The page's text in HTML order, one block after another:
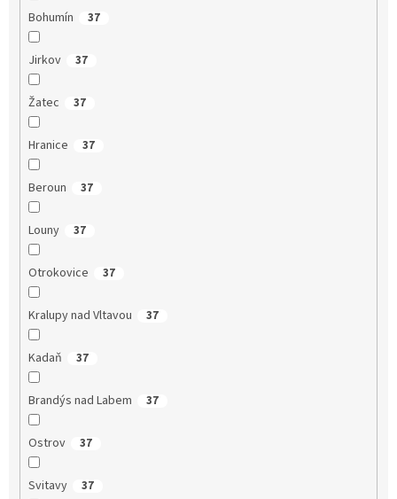
Bohumín 37
Jirkov 37
Žatec 37
Hranice 37
Beroun 37
Louny 37
Otrokovice 37
Kralupy nad Vltavou 37
Kadaň 37
Brandýs nad Labem 37
Ostrov 37
Svitavy 37